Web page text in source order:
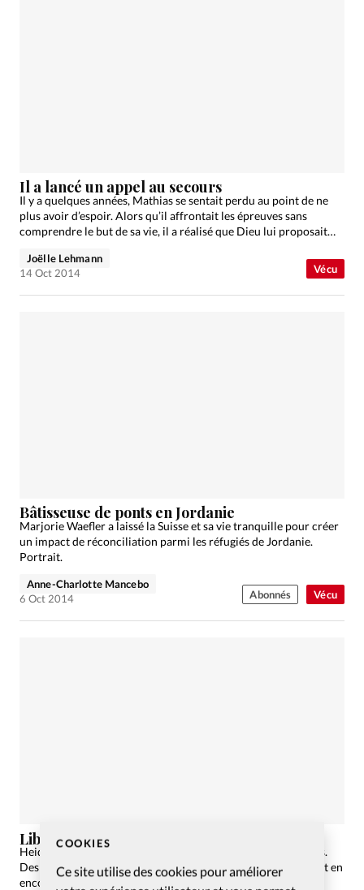
COOKIES
Ce site utilise des cookies pour améliorer
Vécu
Il a lancé un appel au secours
Il y a quelques années, Mathias se sentait perdu au point de ne
plus avoir d’espoir. Alors qu’il affrontait les épreuves sans
comprendre le but de sa vie, il a réalisé que Dieu lui proposait…
Joëlle Lehmann
14 Oct 2014
Vécu
Bâtisseuse de ponts en Jordanie
Marjorie Waefler a laissé la Suisse et sa vie tranquille pour créer
un impact de réconciliation parmi les réfugiés de Jordanie.
Portrait.
Anne-Charlotte Mancebo
6 Oct 2014
Abonnés
Libraire, bien plus qu’un métier
Heidi a travaillé dans une librairie chrétienne pendant 36 ans.
Des temps riches en rencontres, en exaucements de prières et en
encouragements. Portrait.